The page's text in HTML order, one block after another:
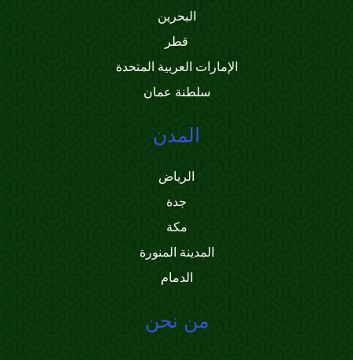
البحرين
قطر
الإمارات العربية المتحدة
سلطنة عمان
المدن
الرياض
جدة
مكة
المدينة المنورة
الدمام
من نحن